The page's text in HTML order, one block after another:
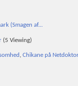
(Smagen af...
(5 Viewing)
, Chikane på